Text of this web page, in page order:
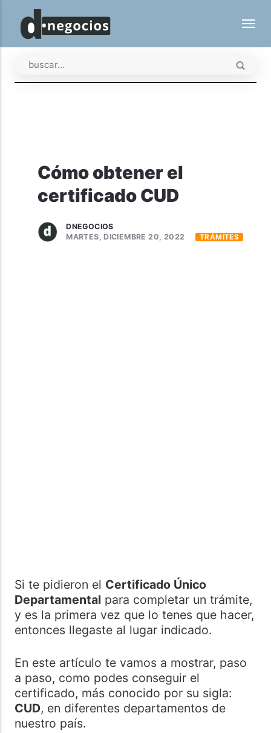
Cómo obtener el
certificado CUD
DNEGOCIOS
MARTES, DICIEMBRE 20, 2022
TRÁMITES
Si te pidieron el Certificado Único
Departamentalpara completar un trámite,
y es la primera vez que lo tenes que hacer,
entonces llegaste al lugar indicado.
En este artículo te vamos a mostrar, paso
a paso, como podes conseguir el
certificado, más conocido por su sigla:
CUD, en diferentes departamentos de
nuestro país.